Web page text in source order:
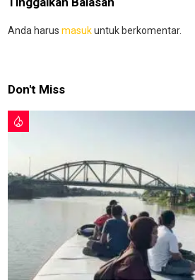
Anda harus masukuntuk berkomentar.
Don't Miss